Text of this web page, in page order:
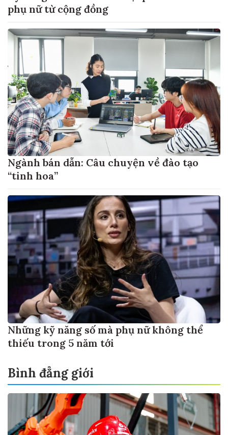
phụ nữ từ cộng đồng
Ngành bán dẫn: Câu chuyện về đào tạo
“tinh hoa”
Những kỹ năng số mà phụ nữ không thể
thiếu trong 5 năm tới
Bình đẳng giới